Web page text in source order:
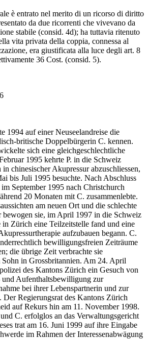
è entrato nel merito di un ricorso di diritto
da due ricorrenti che vivevano da
stabile (consid. 4d); ha tuttavia ritenuto
vita privata della coppia, connessa al
era giustificata alla luce degli art. 8
36 Cost. (consid. 5).
1994 auf einer Neuseelandreise die
britische Doppelbürgerin C. kennen.
sich eine gleichgeschlechtliche
1995 kehrte P. in die Schweiz
chinesischer Akupressur abzuschliessen,
bis Juli 1995 besuchte. Nach Abschluss
September 1995 nach Christchurch
20 Monaten mit C. zusammenlebte.
am neuen Ort und die schlechte
bewogen sie, im April 1997 in die Schweiz
Zürich eine Teilzeitstelle fand und eine
aufzubauen begann. C.
bewilligungsfreien Zeiträume
die übrige Zeit verbrachte sie
in Grossbritannien. Am 24. April
des Kantons Zürich ein Gesuch von
und Aufenthaltsbewilligung zur
bei ihrer Lebenspartnerin und zur
Der Regierungsrat des Kantons Zürich
auf Rekurs hin am 11. November 1998.
C. erfolglos an das Verwaltungsgericht
trat am 16. Juni 1999 auf ihre Eingabe
im Rahmen der Interessenabwägung